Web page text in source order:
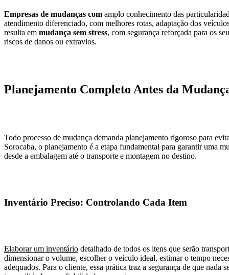
Empresas de mudanças com amplo conhecimento das
atendimento diferenciado, com melhores rotas, adaptação dos
resulta em mudança sem stress, com segurança reforçada para os
riscos de danos ou extravios.
Planejamento Completo Antes da
Todo processo de mudança demanda planejamento rigoroso para
Sorocaba, o planejamento é a etapa fundamental para garantir uma
desde a embalagem até o transporte e montagem no destino.
Inventário Preciso: Controlando Cada Item
Elaborar um inventário detalhado de todos os itens que serão
dimensionar o volume, escolher o veículo ideal, estimar o tempo
adequados. Para o cliente, essa prática traz a segurança de que nada